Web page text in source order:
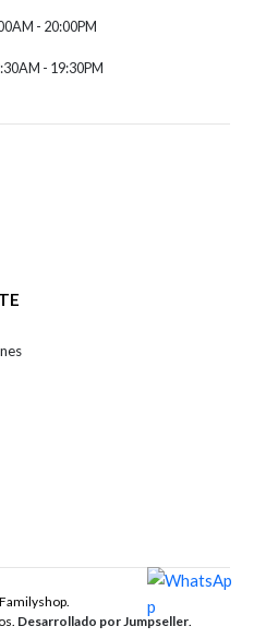
- 20:00PM
- 19:30PM
Desarrollado por Jumpseller.